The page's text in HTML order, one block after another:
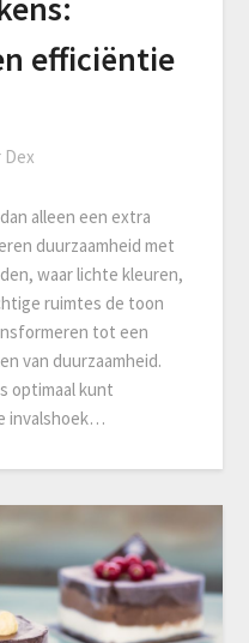
efficiëntie
Dex
alleen een extra
duurzaamheid met
waar lichte kleuren,
ruimtes de toon
tot een
van duurzaamheid.
optimaal kunt
invalshoek…